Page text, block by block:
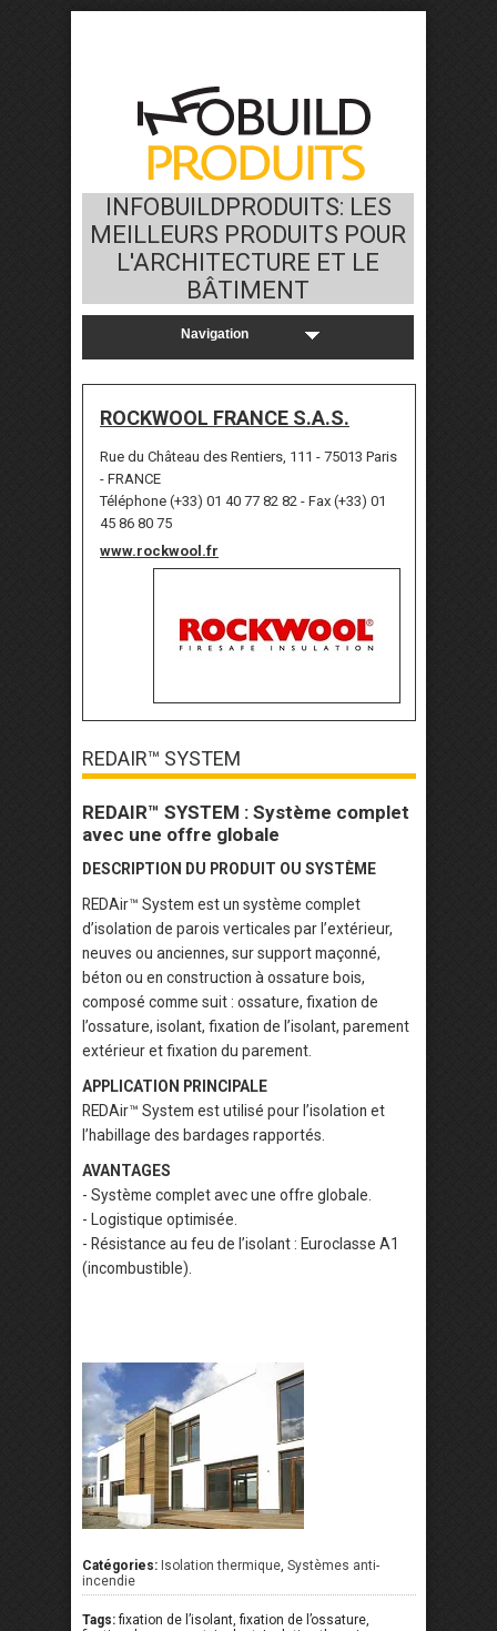
INFOBUILDPRODUITS: LES
MEILLEURS PRODUITS POUR
L'ARCHITECTURE ET LE
BÂTIMENT
ROCKWOOL FRANCE S.A.S.
Rue du Château des Rentiers, 111 - 75013 Paris
- FRANCE
Téléphone (+33) 01 40 77 82 82 - Fax (+33) 01
45 86 80 75
www.rockwool.fr
REDAIR™ SYSTEM
REDAIR™ SYSTEM : Système complet
avec une offre globale
DESCRIPTION DU PRODUIT OU SYSTÈME
REDAir™ System est un système complet
d’isolation de parois verticales par l’extérieur,
neuves ou anciennes, sur support maçonné,
béton ou en construction à ossature bois,
composé comme suit : ossature, fixation de
l’ossature, isolant, fixation de l’isolant, parement
extérieur et fixation du parement.
APPLICATION PRINCIPALE
REDAir™ System est utilisé pour l’isolation et
l’habillage des bardages rapportés.
AVANTAGES
- Système complet avec une offre globale.
- Logistique optimisée.
- Résistance au feu de l’isolant : Euroclasse A1
(incombustible).
Catégories: Isolation thermique, Systèmes anti-
incendie
Tags:fixation de l’isolant, fixation de l’ossature,